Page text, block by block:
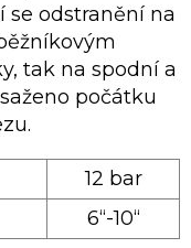
se odstranění na
tak na spodní a
počátku
12 bar
6“-10“